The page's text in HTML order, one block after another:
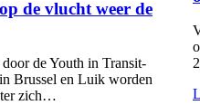
de vlucht weer de
de Youth in Transit-
Brussel en Luik worden
zich…